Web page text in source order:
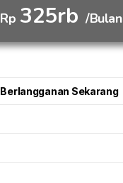
Rp 325rb /Bulan
Berlangganan Sekarang